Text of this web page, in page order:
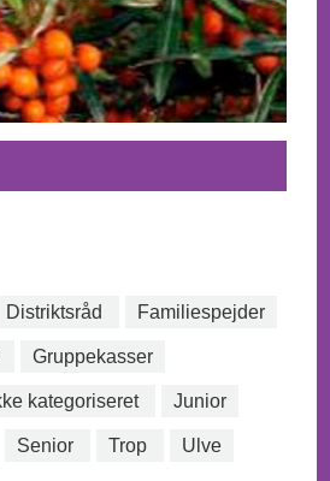
Distriktsråd Familiespejder
Gruppekasser
kategoriseret Junior
Senior Trop Ulve